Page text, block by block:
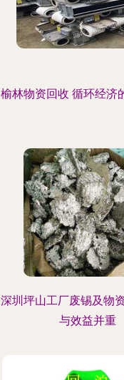
榆林物资回收 循环经济
深圳坪山工厂废锡及物
与效益并重